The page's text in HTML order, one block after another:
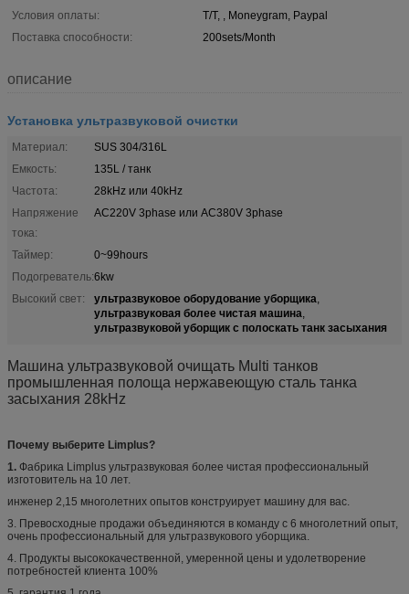
Условия оплаты:
T/T, , Moneygram, Paypal
Поставка способности:
200sets/Month
описание
Установка ультразвуковой очистки
Материал:
SUS 304/316L
Емкость:
135L / танк
Частота:
28kHz или 40kHz
Напряжение
тока:
AC220V 3phase или AC380V 3phase
Таймер:
0~99hours
Подогреватель:6kw
Высокий свет:
ультразвуковое оборудование уборщика,
ультразвуковая более чистая машина,
ультразвуковой уборщик с полоскать танк засыхания
Машина ультразвуковой очищать Multi танков
промышленная полоща нержавеющую сталь танка
засыхания 28kHz
Почему выберите Limplus?
1. Фабрика Limplus ультразвуковая более чистая профессиональный
изготовитель на 10 лет.
инженер 2,15 многолетних опытов конструирует машину для вас.
3. Превосходные продажи объединяются в команду с 6 многолетний опыт,
очень профессиональный для ультразвукового уборщика.
4. Продукты высококачественной, умеренной цены и удолетворение
потребностей клиента 100%